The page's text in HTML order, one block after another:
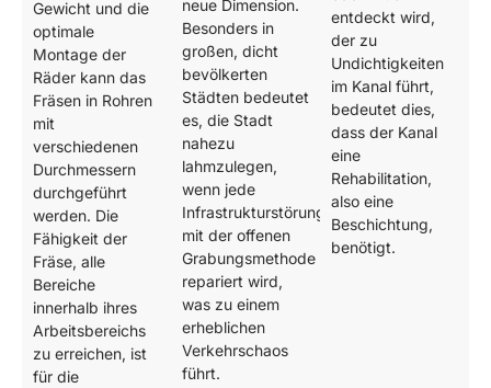
Gewicht und die
optimale
Montage der
Räder kann das
Fräsen in Rohren
mit
verschiedenen
Durchmessern
durchgeführt
werden. Die
Fähigkeit der
Fräse, alle
Bereiche
innerhalb ihres
Arbeitsbereichs
zu erreichen, ist
für die
neue Dimension.
Besonders in
großen, dicht
bevölkerten
Städten bedeutet
es, die Stadt
nahezu
lahmzulegen,
wenn jede
Infrastrukturstörung
mit der offenen
Grabungsmethode
repariert wird,
was zu einem
erheblichen
Verkehrschaos
führt.
entdeckt wird,
der zu
Undichtigkeiten
im Kanal führt,
bedeutet dies,
dass der Kanal
eine
Rehabilitation,
also eine
Beschichtung,
benötigt.